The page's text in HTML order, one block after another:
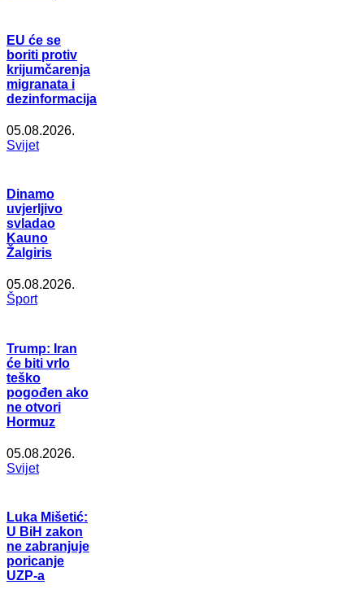
EU će se
boriti protiv
krijumčarenja
migranata i
dezinformacija
05.08.2026.
Svijet
Dinamo
uvjerljivo
svladao
Kauno
Žalgiris
05.08.2026.
Šport
Trump: Iran
će biti vrlo
teško
pogođen ako
ne otvori
Hormuz
05.08.2026.
Svijet
Luka Mišetić:
U BiH zakon
ne zabranjuje
poricanje
UZP-a